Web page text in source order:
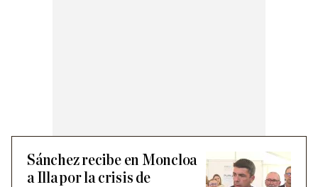
Sánchez recibe en Moncloa
a Illa por la crisis de